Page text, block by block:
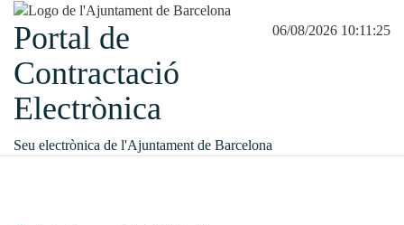
06/08/2026 10:11:25
Portal de
Contractació
Electrònica
Seu electrònica de l'Ajuntament de Barcelona